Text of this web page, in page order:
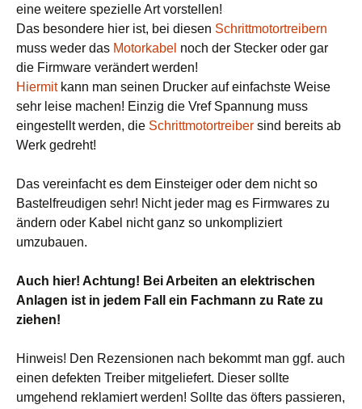
eine weitere spezielle Art vorstellen!
Das besondere hier ist, bei diesen Schrittmotortreibern
muss weder das Motorkabel noch der Stecker oder gar
die Firmware verändert werden!
Hiermitkann man seinen Drucker auf einfachste Weise
sehr leise machen! Einzig die Vref Spannung muss
eingestellt werden, die Schrittmotortreiber sind bereits ab
Werk gedreht!
Das vereinfacht es dem Einsteiger oder dem nicht so
Bastelfreudigen sehr! Nicht jeder mag es Firmwares zu
ändern oder Kabel nicht ganz so unkompliziert
umzubauen.
Auch hier! Achtung! Bei Arbeiten an elektrischen
Anlagen ist in jedem Fall ein Fachmann zu Rate zu
ziehen!
Hinweis! Den Rezensionen nach bekommt man ggf. auch
einen defekten Treiber mitgeliefert. Dieser sollte
umgehend reklamiert werden! Sollte das öfters passieren,